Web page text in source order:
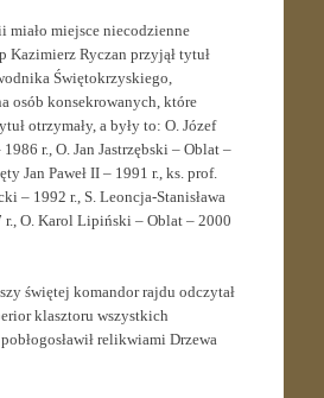
miało miejsce niecodzienne
Kazimierz Ryczan przyjął tytuł
Świętokrzyskiego,
osób konsekrowanych, które
otrzymały, a były to: O. Józef
r., O. Jan Jastrzębski – Oblat –
Jan Paweł II – 1991 r., ks. prof.
– 1992 r., S. Leoncja-Stanisława
r., O. Karol Lipiński – Oblat – 2000
świętej komandor rajdu odczytał
klasztoru wszystkich
relikwiami Drzewa